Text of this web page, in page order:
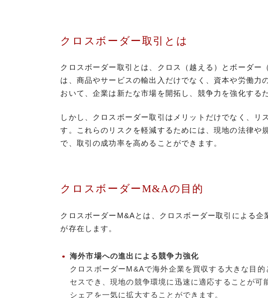
クロスボーダー取引とは
クロスボーダー取引とは、クロス（越える）とボーダ
は、商品やサービスの輸出入だけでなく、資本や労働力
おいて、企業は新たな市場を開拓し、競争力を強化する
しかし、クロスボーダー取引はメリットだけでなく、
す。これらのリスクを軽減するためには、現地の法律や
で、取引の成功率を高めることができます。
クロスボーダーM&Aの目的
クロスボーダーM&Aとは、クロスボーダー取引による
が存在します。
海外市場への進出による競争力強化
クロスボーダーM&Aで海外企業を買収する大きな目
セスでき、現地の競争環境に迅速に適応することが
シェアを一気に拡大することができます。